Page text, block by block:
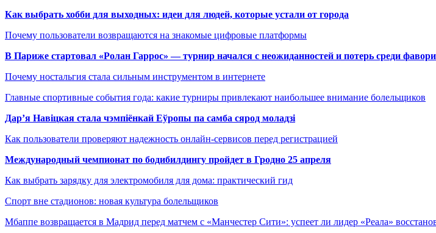
Как выбрать хобби для выходных: идеи для людей, которые устали от города
Почему пользователи возвращаются на знакомые цифровые платформы
В Париже стартовал «Ролан Гаррос» — турнир начался с неожиданностей и потерь среди
Почему ностальгия стала сильным инструментом в интернете
Главные спортивные события года: какие турниры привлекают наибольшее внимание болельщиков
Дар’я Навіцкая стала чэмпіёнкай Еўропы па самба сярод моладзі
Как пользователи проверяют надежность онлайн-сервисов перед регистрацией
Международный чемпионат по бодибилдингу пройдет в Гродно 25 апреля
Как выбрать зарядку для электромобиля для дома: практический гид
Спорт вне стадионов: новая культура болельщиков
Мбаппе возвращается в Мадрид перед матчем с «Манчестер Сити»: успеет ли лидер «Реала»